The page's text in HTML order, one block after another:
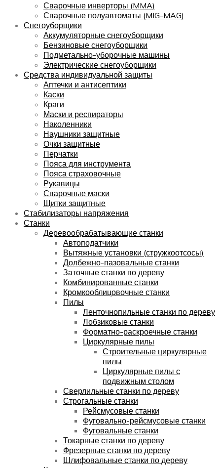
Сварочные инверторы (MMA)
Сварочные полуавтоматы (MIG-MAG)
Снегоуборщики
Аккумуляторные снегоуборщики
Бензиновые снегоуборщики
Подметально-уборочные машины
Электрические снегоуборщики
Средства индивидуальной защиты
Аптечки и антисептики
Каски
Краги
Маски и респираторы
Наколенники
Наушники защитные
Очки защитные
Перчатки
Пояса для инструмента
Пояса страховочные
Рукавицы
Сварочные маски
Щитки защитные
Стабилизаторы напряжения
Станки
Деревообрабатывающие станки
Автоподатчики
Вытяжные установки (стружкоотсосы)
Долбежно-пазовальные станки
Заточные станки по дереву
Комбинированные станки
Кромкооблицовочные станки
Пилы
Ленточнопильные станки по дереву
Лобзиковые станки
Форматно-раскроечные станки
Циркулярные пилы
Строительные циркулярные
пилы
Циркулярные пилы с
подвижным столом
Сверлильные станки по дереву
Строгальные станки
Рейсмусовые станки
Фуговально-рейсмусовые станки
Фуговальные станки
Токарные станки по дереву
Фрезерные станки по дереву
Шлифовальные станки по дереву